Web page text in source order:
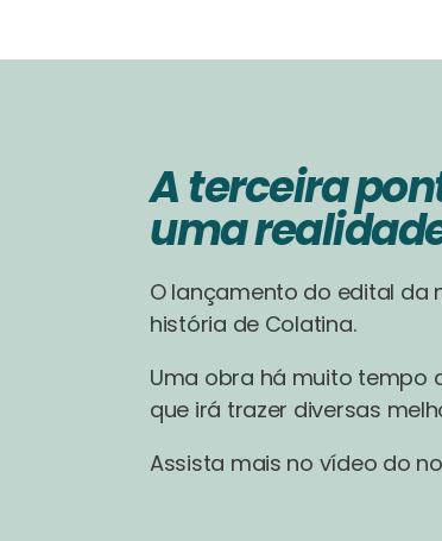
A terceira
uma
O lançamento do edital da
história de Colatina.
Uma obra há muito tempo
que irá trazer diversas
Assista mais no vídeo do